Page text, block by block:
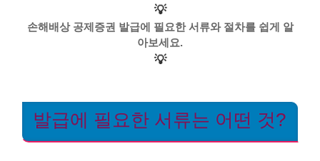
💡
손해배상 공제증권 발급에 필요한 서류와 절차를 쉽게 알
아보세요.
💡
발급에 필요한 서류는 어떤 것?